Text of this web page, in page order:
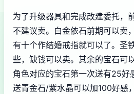
为了升级器具和完成改建委托，
不建议卖。白金依石前期可以卖
有十个作结婚戒指就可以了。圣
些，缺钱可以卖。其余的宝石可
角色对应的宝石第一次送有25好
送青金石/紫水晶可以加100好感